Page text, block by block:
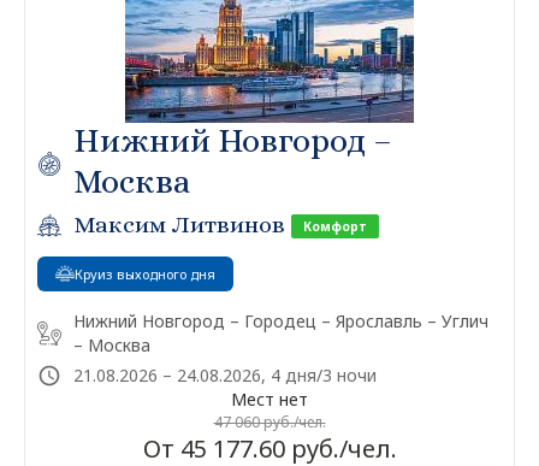
Нижний Новгород –
Москва
Максим Литвинов Комфорт
Круиз выходного дня
Нижний Новгород – Городец – Ярославль – Углич
– Москва
21.08.2026 – 24.08.2026, 4 дня/3 ночи
Мест нет
47 060 руб./чел.
От 45 177.60 руб./чел.